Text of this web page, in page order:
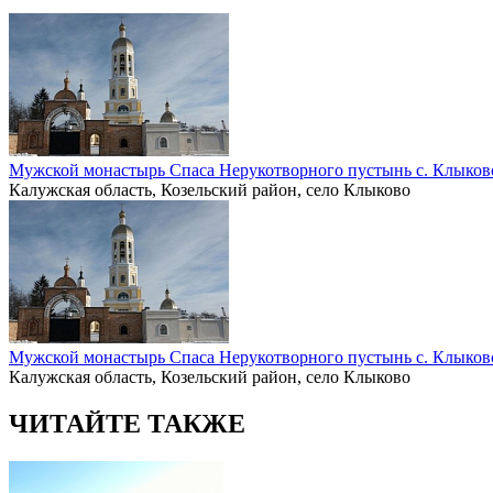
Мужской монастырь Спаса Нерукотворного пустынь с.
Калужская область, Козельский район, село Клыково
Мужской монастырь Спаса Нерукотворного пустынь с.
Калужская область, Козельский район, село Клыково
ЧИТАЙТЕ ТАКЖЕ